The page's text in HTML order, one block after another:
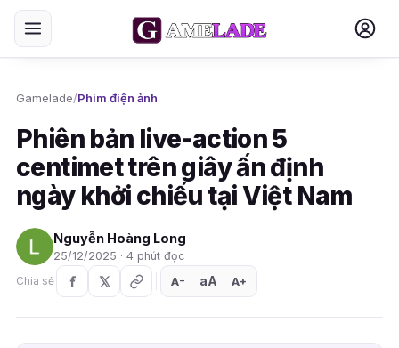
Gamelade/Phim điện ảnh
Phiên bản live-action 5
centimet trên giây ấn định
ngày khởi chiếu tại Việt Nam
Nguyễn Hoàng Long
25/12/2025 · 4 phút đọc
Chia sẻ
A− aA A+